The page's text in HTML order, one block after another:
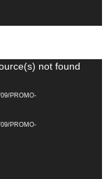
not found
PROMO-
PROMO-